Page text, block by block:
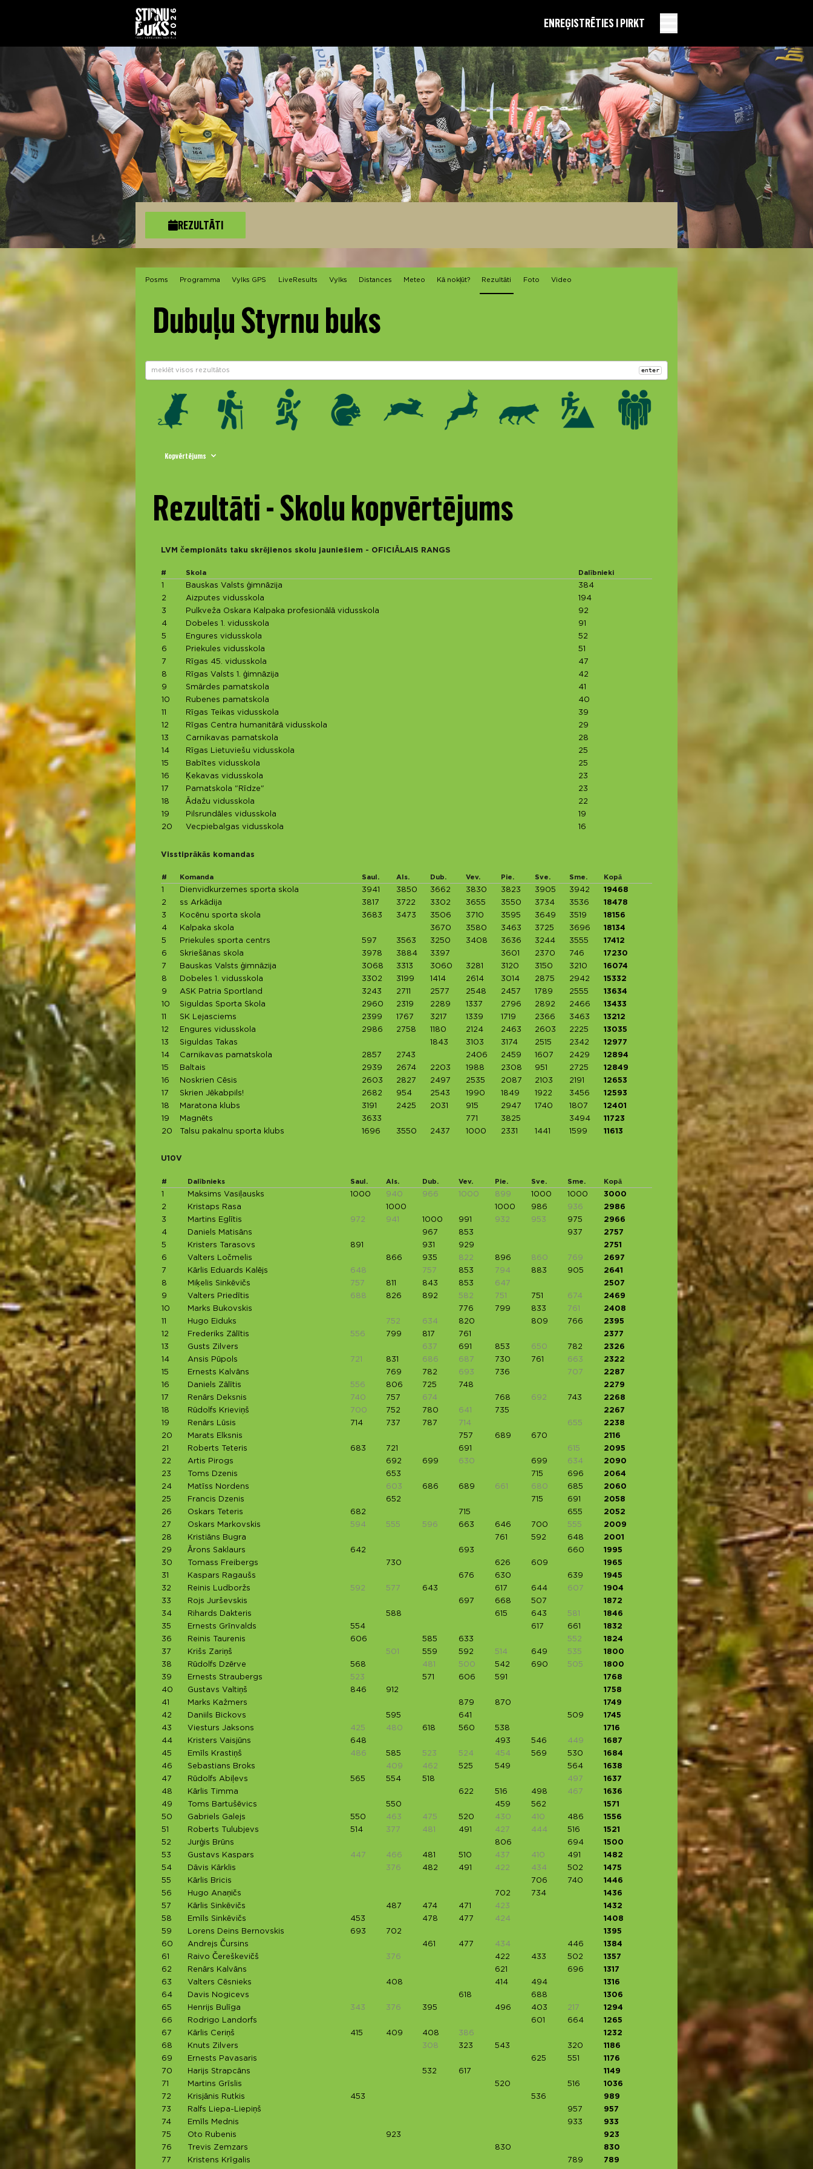
ENREĢISTRĒTIES I PIRKT
REZULTĀTI
Posms Programma Vylks GPS LiveResults Vylks Distances Meteo Kā nokļūt? Rezultāti Foto Video
Dubuļu Styrnu buks
enter
Kopvērtējums
Rezultāti - Skolu kopvērtējums
LVM čempionāts taku skrējienos skolu jauniešiem - OFICIĀLAIS RANGS
# Skola Dalībnieki
1 Bauskas Valsts ģimnāzija
384
2
Aizputes vidusskola
194
3
Pulkveža Oskara Kalpaka profesionālā vidusskola
92
4
Dobeles 1. vidusskola
91
5
Engures vidusskola
52
6
Priekules vidusskola
51
7
Rīgas 45. vidusskola
47
8
Rīgas Valsts 1. ģimnāzija
42
9
Smārdes pamatskola
41
10
Rubenes pamatskola
40
11
Rīgas Teikas vidusskola
39
12
Rīgas Centra humanitārā vidusskola
29
13
Carnikavas pamatskola
28
14
Rīgas Lietuviešu vidusskola
25
15
Babītes vidusskola
25
16
Ķekavas vidusskola
23
17
Pamatskola "Rīdze"
23
18
Ādažu vidusskola
22
19
Pilsrundāles vidusskola
19
20
Vecpiebalgas vidusskola 16
Visstiprākās komandas
# Komanda Saul. Als. Dub. Vev. Pie. Sve. Sme. Kopā
1 Dienvidkurzemes sporta skola 3941 3850 3662 3830 3823 3905 3942
19468
2
ss Arkādija 3817 3722 3302 3655 3550 3734 3536
18478
3
Kocēnu sporta skola 3683 3473 3506 3710 3595 3649 3519
18156
4
Kalpaka skola 3670 3580 3463 3725 3696
18134
5
Priekules sporta centrs 597 3563 3250 3408 3636 3244 3555
17412
6
Skriešānas skola 3978 3884 3397 3601 2370 746
17230
7
Bauskas Valsts ģimnāzija 3068 3313 3060 3281 3120 3150 3210
16074
8
Dobeles 1. vidusskola 3302 3199 1414 2614 3014 2875 2942
15332
9
ASK Patria Sportland 3243 2711 2577 2548 2457 1789 2555
13634
10
Siguldas Sporta Skola 2960 2319 2289 1337 2796 2892 2466
13433
11
SK Lejasciems 2399 1767 3217 1339 1719 2366 3463
13212
12
Engures vidusskola 2986 2758 1180 2124 2463 2603 2225
13035
13
Siguldas Takas 1843 3103 3174 2515 2342
12977
14
Carnikavas pamatskola 2857 2743 2406 2459 1607 2429
12894
15
Baltais 2939 2674 2203 1988 2308 951 2725
12849
16
Noskrien Cēsis 2603 2827 2497 2535 2087 2103 2191
12653
17
Skrien Jēkabpils! 2682 954 2543 1990 1849 1922 3456
12593
18
Maratona klubs 3191 2425 2031 915 2947 1740 1807
12401
19
Magnēts 3633 771 3825 3494
11723
20
Talsu pakalnu sporta klubs 1696 3550 2437 1000 2331 1441 1599 11613
U10V
# Dalībnieks Saul. Als. Dub. Vev. Pie. Sve. Sme. Kopā
1 Maksims Vasiļausks 1000 940 966 1000 899 1000 1000
3000
2
Kristaps Rasa 1000 1000 986 936
2986
3
Martins Eglītis 972 941 1000 991 932 953 975
2966
4
Daniels Matisāns 967 853 937
2757
5
Kristers Tarasovs 891 931 929
2751
6
Valters Ločmelis 866 935 822 896 860 769
2697
7
Kārlis Eduards Kalējs 648 757 853 794 883 905
2641
8
Miķelis Sinkēvičs 757 811 843 853 647
2507
9
Valters Priedītis 688 826 892 582 751 751 674
2469
10
Marks Bukovskis 776 799 833 761
2408
11
Hugo Eiduks 752 634 820 809 766
2395
12
Frederiks Zālītis 556 799 817 761
2377
13
Gusts Zilvers 637 691 853 650 782
2326
14
Ansis Pūpols 721 831 686 687 730 761 663
2322
15
Ernests Kalvāns 769 782 693 736 707
2287
16
Daniels Zālītis 556 806 725 748
2279
17
Renārs Deksnis 740 757 674 768 692 743
2268
18
Rūdolfs Krieviņš 700 752 780 641 735
2267
19
Renārs Lūsis 714 737 787 714 655
2238
20
Marats Elksnis 757 689 670
2116
21
Roberts Teteris 683 721 691 615
2095
22
Artis Pirogs 692 699 630 699 634
2090
23
Toms Dzenis 653 715 696
2064
24
Matīss Nordens 603 686 689 661 680 685
2060
25
Francis Dzenis 652 715 691
2058
26
Oskars Teteris 682 715 655
2052
27
Oskars Markovskis 594 555 596 663 646 700 555
2009
28
Kristiāns Bugra 761 592 648
2001
29
Ārons Saklaurs 642 693 660
1995
30
Tomass Freibergs 730 626 609
1965
31
Kaspars Ragaušs 676 630 639
1945
32
Reinis Ludboržs 592 577 643 617 644 607
1904
33
Rojs Jurševskis 697 668 507
1872
34
Rihards Dakteris 588 615 643 581
1846
35
Ernests Grīnvalds 554 617 661
1832
36
Reinis Taurenis 606 585 633 552
1824
37
Krišs Zariņš 501 559 592 514 649 535
1800
38
Rūdolfs Dzērve 568 481 500 542 690 505
1800
39
Ernests Straubergs 523 571 606 591
1768
40
Gustavs Valtiņš 846 912
1758
41
Marks Kažmers 879 870
1749
42
Daniils Bickovs 595 641 509
1745
43
Viesturs Jaksons 425 480 618 560 538
1716
44
Kristers Vaisjūns 648 493 546 449
1687
45
Emīls Krastiņš 486 585 523 524 454 569 530
1684
46
Sebastians Broks 409 462 525 549 564
1638
47
Rūdolfs Abiļevs 565 554 518 497
1637
48
Kārlis Timma 622 516 498 467
1636
49
Toms Bartušēvics 550 459 562
1571
50
Gabriels Galejs 550 463 475 520 430 410 486
1556
51
Roberts Tulubjevs 514 377 481 491 427 444 516
1521
52
Jurģis Brūns 806 694
1500
53
Gustavs Kaspars 447 466 481 510 437 410 491
1482
54
Dāvis Kārklis 376 482 491 422 434 502
1475
55
Kārlis Bricis 706 740
1446
56
Hugo Anaņičs 702 734
1436
57
Kārlis Sinkēvičs 487 474 471 423
1432
58
Emīls Sinkēvičs 453 478 477 424
1408
59
Lorens Deins Bernovskis 693 702
1395
60
Andrejs Čursins 461 477 434 446
1384
61
Raivo Čereškevičš 376 422 433 502
1357
62
Renārs Kalvāns 621 696
1317
63
Valters Cēsnieks 408 414 494
1316
64
Davis Nogicevs 618 688
1306
65
Henrijs Bulīga 343 376 395 496 403 217
1294
66
Rodrigo Landorfs 601 664
1265
67
Kārlis Ceriņš 415 409 408 386
1232
68
Knuts Zilvers 308 323 543 320
1186
69
Ernests Pavasaris 625 551
1176
70
Harijs Strapcāns 532 617
1149
71
Martins Grīslis 520 516
1036
72
Krisjānis Rutkis 453 536
989
73
Ralfs Liepa-Liepiņš 957
957
74
Emīls Mednis 933
933
75
Oto Rubenis 923
923
76
Trevis Zemzars 830
830
77
Kristens Krīgalis 789 789